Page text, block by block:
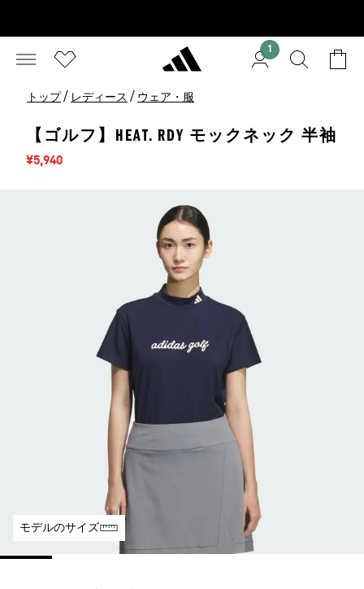
1
トップ / レディース / ウェア・服
【ゴルフ】HEAT. RDY モックネック 半袖
セール価格
¥5,940
モデルのサイズ